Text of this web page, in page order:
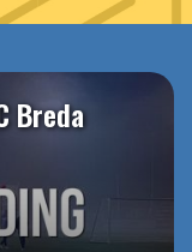
Breda